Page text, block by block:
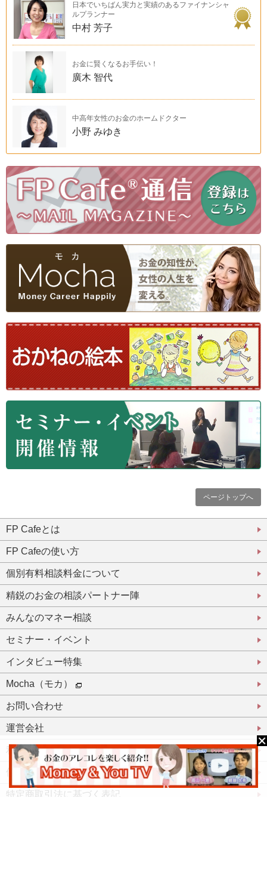
日本でいちばん実力と実績のあるファイナンシャ
ルプランナー
中村 芳子
お金に賢くなるお手伝い！
廣木 智代
中高年女性のお金のホームドクター
小野 みゆき
ページトップへ
FP Cafeとは
FP Cafeの使い方
個別有料相談料金について
精鋭のお金の相談パートナー陣
みんなのマネー相談
セミナー・イベント
インタビュー特集
Mocha（モカ）
お問い合わせ
運営会社
利用規約
個人情報保護方針
特定商取引法に基づく表記